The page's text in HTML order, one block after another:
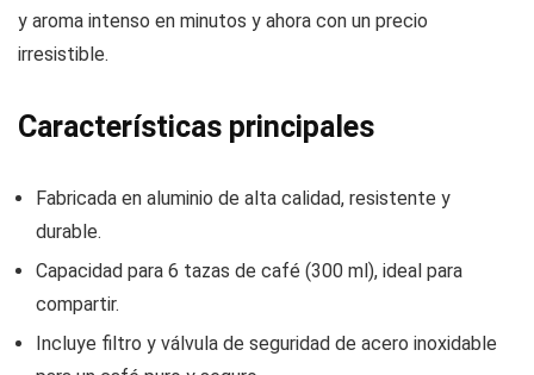
y aroma intenso en minutos y ahora con un precio
irresistible.
Características principales
Fabricada en aluminio de alta calidad, resistente y
durable.
Capacidad para 6 tazas de café (300 ml), ideal para
compartir.
Incluye filtro y válvula de seguridad de acero inoxidable